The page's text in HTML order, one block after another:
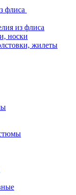
флиса
из флиса
носки
жилеты